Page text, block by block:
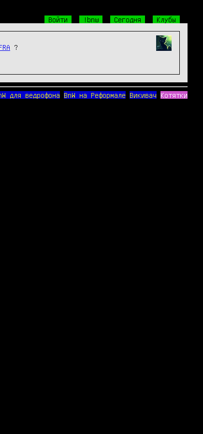
Войти !bnw Сегодня Клубы
?
для ведрофона BnW на Реформале Викивач Котятки